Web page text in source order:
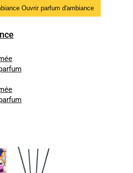
Ouvrir parfum d'ambiance